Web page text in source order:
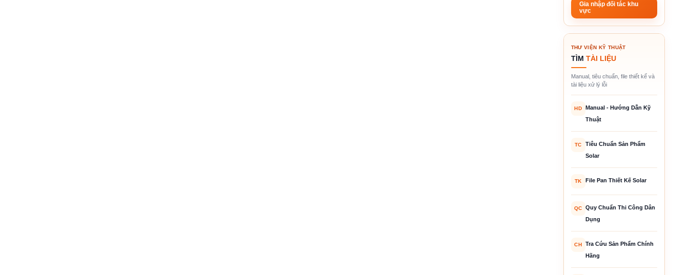
Gia nhập đối tác khu
vực
THƯ VIỆN KỸ THUẬT
TÌM TÀI LIỆU
Manual, tiêu chuẩn, file thiết kế và
tài liệu xử lý lỗi
HD
Manual - Hướng Dẫn Kỹ
Thuật
TC
Tiêu Chuẩn Sản Phẩm
Solar
TK File Pan Thiết Kế Solar
QC
Quy Chuẩn Thi Công Dân
Dụng
CH
Tra Cứu Sản Phẩm Chính
Hãng